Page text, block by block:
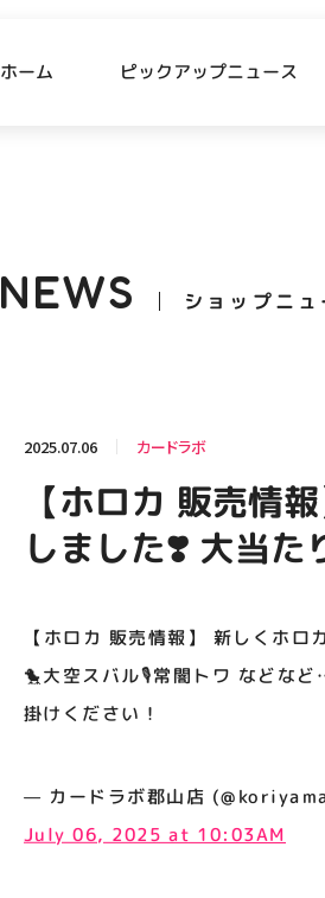
ホーム ピックアップニュース
テナ
催事
NEWS ショップニュ
2025.07.06 カードラボ
【ホロカ 販売情
しました❣️ 大当た
すので、お近く
【ホロカ 販売情報】 新しくホ
🐤大空スバル🎙️常闇トワ などな
掛けください！
— カードラボ郡山店
July 06, 2025 at 10:03AM